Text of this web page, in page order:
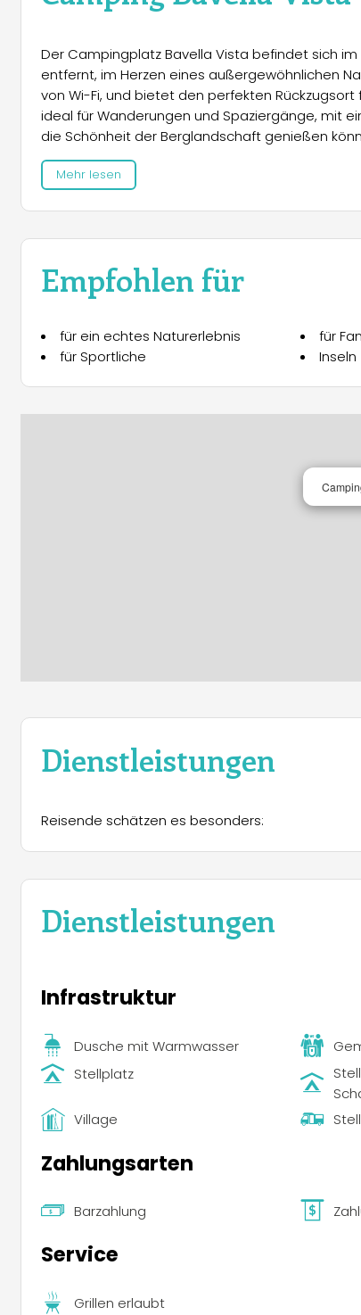
Der Campingplatz Bavella Vista befindet sich
entfernt, im Herzen eines außergewöhnlichen
von Wi-Fi, und bietet den perfekten
ideal für Wanderungen und Spaziergänge, mit
die Schönheit der Berglandschaft genießen
Der Campingplatz bietet 53 Stellplätze für
variieren je nach Saison und liegen zwischen 70
Zusätzlich können Zimmer und Studios
Saison. Der Campingplatz verfügt über
Es gibt zahlreiche Freizeitmöglichkeiten und
es ermöglichen, die natürliche Schönheit der
Mehr lesen
Empfohlen für
für ein echtes Naturerlebnis für
für Sportliche
Inseln
Dienstleistungen
Reisende schätzen es besonders:
Dienstleistungen
Infrastruktur
Dusche mit Warmwasser
Stellplatz
Village
Zahlungsarten
Barzahlung
Service
Grillen erlaubt